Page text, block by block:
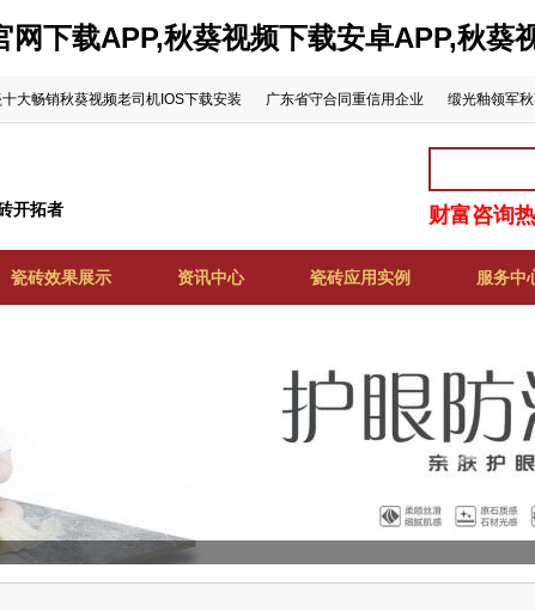
网下载APP,秋葵视频下载安卓APP,秋葵
十大畅销秋葵视频老司机IOS下载安装 广东省守合同重信用企业 缎光釉领军
开拓者 财富咨询
瓷砖效果展示 资讯中心 瓷砖应用实例 服务中